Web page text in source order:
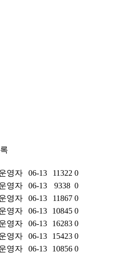
영자 06-13 11322 0
영자 06-13 9338 0
영자 06-13 11867 0
영자 06-13 10845 0
영자 06-13 16283 0
영자 06-13 15423 0
영자 06-13 10856 0